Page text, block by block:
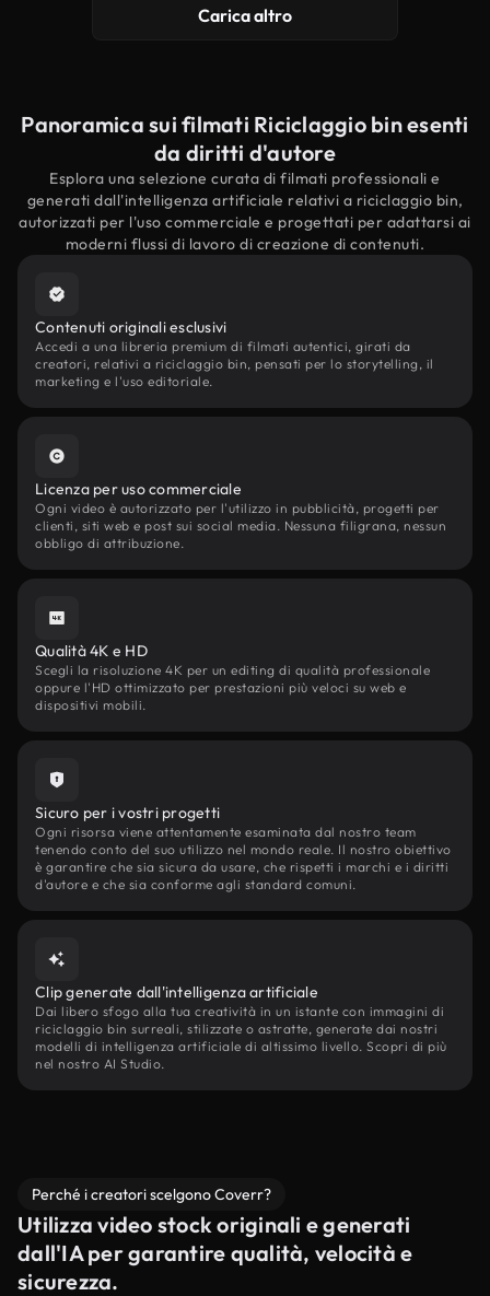
Carica altro
Panoramica sui filmati Riciclaggio bin esenti
da diritti d'autore
Esplora una selezione curata di filmati professionali e
generati dall'intelligenza artificiale relativi a riciclaggio bin,
autorizzati per l'uso commerciale e progettati per adattarsi ai
moderni flussi di lavoro di creazione di contenuti.
Contenuti originali esclusivi
Accedi a una libreria premium di filmati autentici, girati da
creatori, relativi a riciclaggio bin, pensati per lo storytelling, il
marketing e l'uso editoriale.
Licenza per uso commerciale
Ogni video è autorizzato per l'utilizzo in pubblicità, progetti per
clienti, siti web e post sui social media. Nessuna filigrana, nessun
obbligo di attribuzione.
Qualità 4K e HD
Scegli la risoluzione 4K per un editing di qualità professionale
oppure l'HD ottimizzato per prestazioni più veloci su web e
dispositivi mobili.
Sicuro per i vostri progetti
Ogni risorsa viene attentamente esaminata dal nostro team
tenendo conto del suo utilizzo nel mondo reale. Il nostro obiettivo
è garantire che sia sicura da usare, che rispetti i marchi e i diritti
d'autore e che sia conforme agli standard comuni.
Clip generate dall'intelligenza artificiale
Dai libero sfogo alla tua creatività in un istante con immagini di
riciclaggio bin surreali, stilizzate o astratte, generate dai nostri
modelli di intelligenza artificiale di altissimo livello. Scopri di più
nel nostro AI Studio.
Perché i creatori scelgono Coverr?
Utilizza video stock originali e generati
dall'IA per garantire qualità, velocità e
sicurezza.